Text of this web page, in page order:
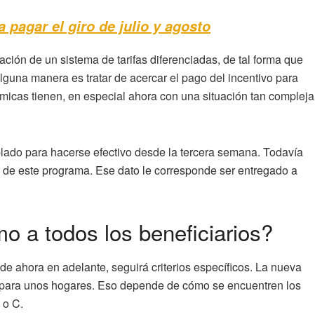
pagar el giro de julio y agosto
de un sistema de tarifas diferenciadas, de tal forma que
manera es tratar de acercar el pago del incentivo para
tienen, en especial ahora con una situación tan compleja
para hacerse efectivo desde la tercera semana. Todavía
este programa. Ese dato le corresponde ser entregado a
a todos los beneficiarios?
ahora en adelante, seguirá criterios específicos. La nueva
unos hogares. Eso depende de cómo se encuentren los
C.